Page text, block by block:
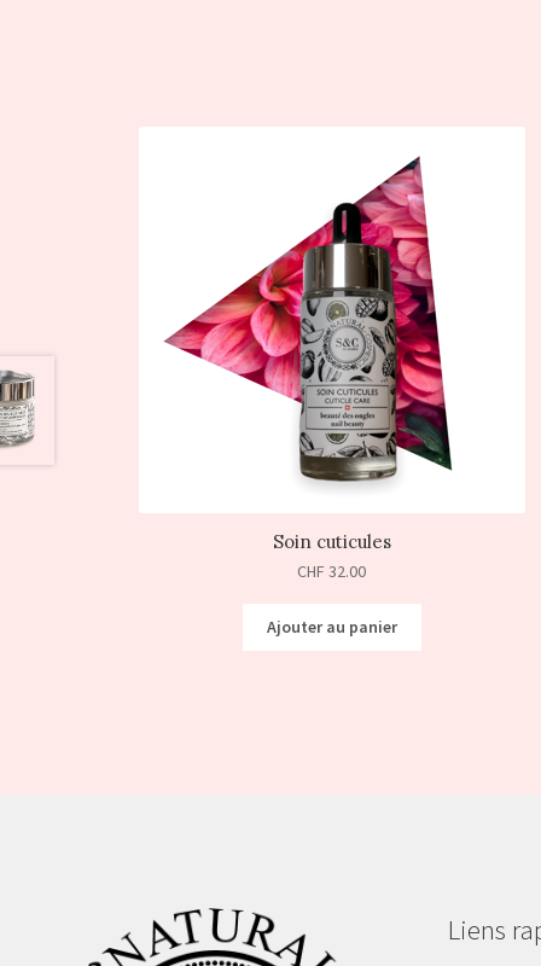
Soin cuticules
CHF 32.00
Ajouter au panier
Liens